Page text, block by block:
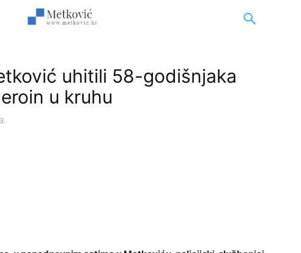
uhitili 58-godišnjaka
u kruhu